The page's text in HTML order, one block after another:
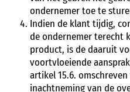
ondernemer toe te
Indien de klant tijdig,
de ondernemer terecht
product, is de daaruit
voortvloeiende
artikel 15.6.
inachtneming van de